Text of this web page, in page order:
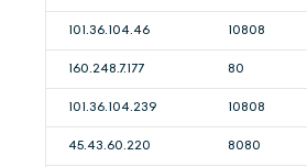
101.36.104.46 10808
160.248.7.177 80
101.36.104.239 10808
45.43.60.220 8080